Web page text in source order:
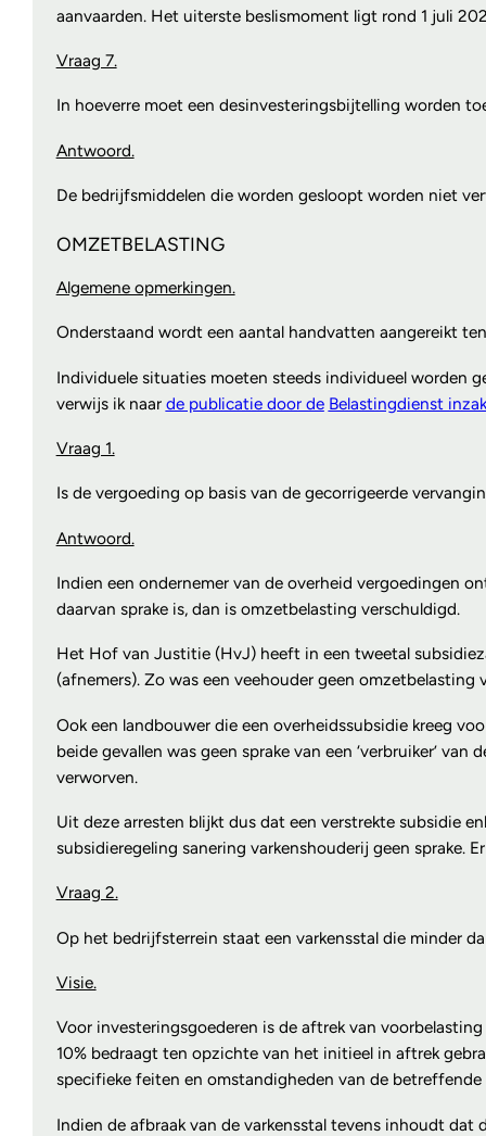
aanvaarden. Het uiterste beslismoment ligt rond 1 juli
Vraag 7.
In hoeverre moet een desinvesteringsbijtelling worden
Antwoord.
De bedrijfsmiddelen die worden gesloopt worden niet
OMZETBELASTING
Algemene opmerkingen.
Onderstaand wordt een aantal handvatten aangereikt
Individuele situaties moeten steeds individueel worden
verwijs ik naar de publicatie door de Belastingdienst
Vraag 1.
Is de vergoeding op basis van de gecorrigeerde
Antwoord.
Indien een ondernemer van de overheid vergoedingen
daarvan sprake is, dan is omzetbelasting verschuldigd.
Het Hof van Justitie (HvJ) heeft in een tweetal
(afnemers). Zo was een veehouder geen
Ook een landbouwer die een overheidssubsidie kreeg
beide gevallen was geen sprake van een ‘verbruiker’
verworven.
Uit deze arresten blijkt dus dat een verstrekte subsidie
subsidieregeling sanering varkenshouderij geen sprake.
Vraag 2.
Op het bedrijfsterrein staat een varkensstal die minder
Visie.
Voor investeringsgoederen is de aftrek van
10% bedraagt ten opzichte van het initieel in aftrek
specifieke feiten en omstandigheden van de betreffende
Indien de afbraak van de varkensstal tevens inhoudt